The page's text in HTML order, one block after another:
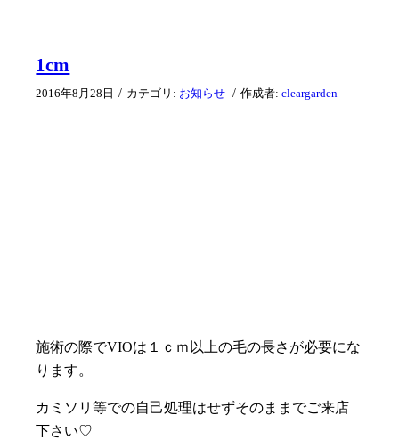
1cm
2016年8月28日 / カテゴリ: お知らせ / 作成者:cleargarden
施術の際でVIOは１ｃｍ以上の毛の長さが必要にな
ります。
カミソリ等での自己処理はせずそのままでご来店
下さい♡